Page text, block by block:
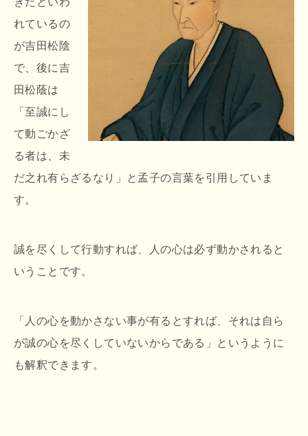
れているの
が吉田松陰
で、後に吉
田松蔭は
「至誠にし
て動ごかざ
る者は、未
だ之れ有らざるなり」と孟子の言葉を引用していま
す。
誠を尽くして行動すれば、人の心は必ず動かされると
いうことです。
「人の心を動かさない事が有るとすれば、それは自ら
が誠の心を尽くしていないからである」というように
も解釈できます。